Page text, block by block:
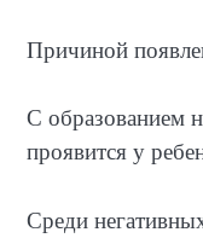
Причиной
С образованием
проявится у
Среди